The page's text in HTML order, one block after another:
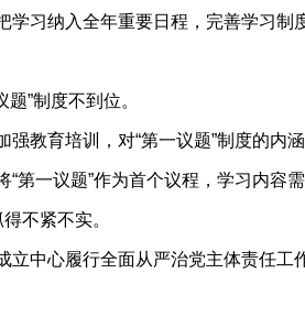
学习纳入全年重要日程，完善学习制
”制度不到位。
强教育培训，对“第一议题”制度的内
“第一议题”作为首个议程，学习内容
不紧不实。
立中心履行全面从严治党主体责任